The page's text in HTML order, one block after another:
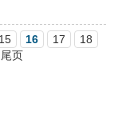
15 16 17
18
页